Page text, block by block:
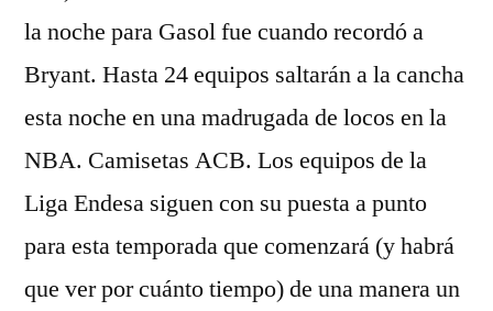
la noche para Gasol fue cuando recordó a
Bryant. Hasta 24 equipos saltarán a la cancha
esta noche en una madrugada de locos en la
NBA. Camisetas ACB. Los equipos de la
Liga Endesa siguen con su puesta a punto
para esta temporada que comenzará (y habrá
que ver por cuánto tiempo) de una manera un